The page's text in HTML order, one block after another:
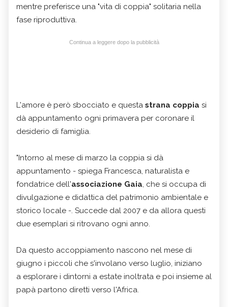
mentre preferisce una "vita di coppia" solitaria nella
fase riproduttiva.
Continua a leggere dopo la pubblicità
L'amore è però sbocciato e questa strana coppia si
dà appuntamento ogni primavera per coronare il
desiderio di famiglia.
"Intorno al mese di marzo la coppia si dà
appuntamento - spiega Francesca, naturalista e
fondatrice dell'associazione Gaia, che si occupa di
divulgazione e didattica del patrimonio ambientale e
storico locale -. Succede dal 2007 e da allora questi
due esemplari si ritrovano ogni anno.
Da questo accoppiamento nascono nel mese di
giugno i piccoli che s'involano verso luglio, iniziano
a esplorare i dintorni a estate inoltrata e poi insieme al
papà partono diretti verso l'Africa.